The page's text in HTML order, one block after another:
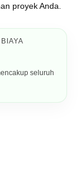
proyek Anda.
seluruh